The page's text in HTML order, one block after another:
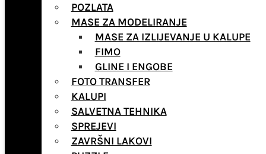
POZLATA
MASE ZA MODELIRANJE
MASE ZA IZLIJEVANJE U KALUPE
FIMO
GLINE I ENGOBE
FOTO TRANSFER
KALUPI
SALVETNA TEHNIKA
SPREJEVI
ZAVRŠNI LAKOVI